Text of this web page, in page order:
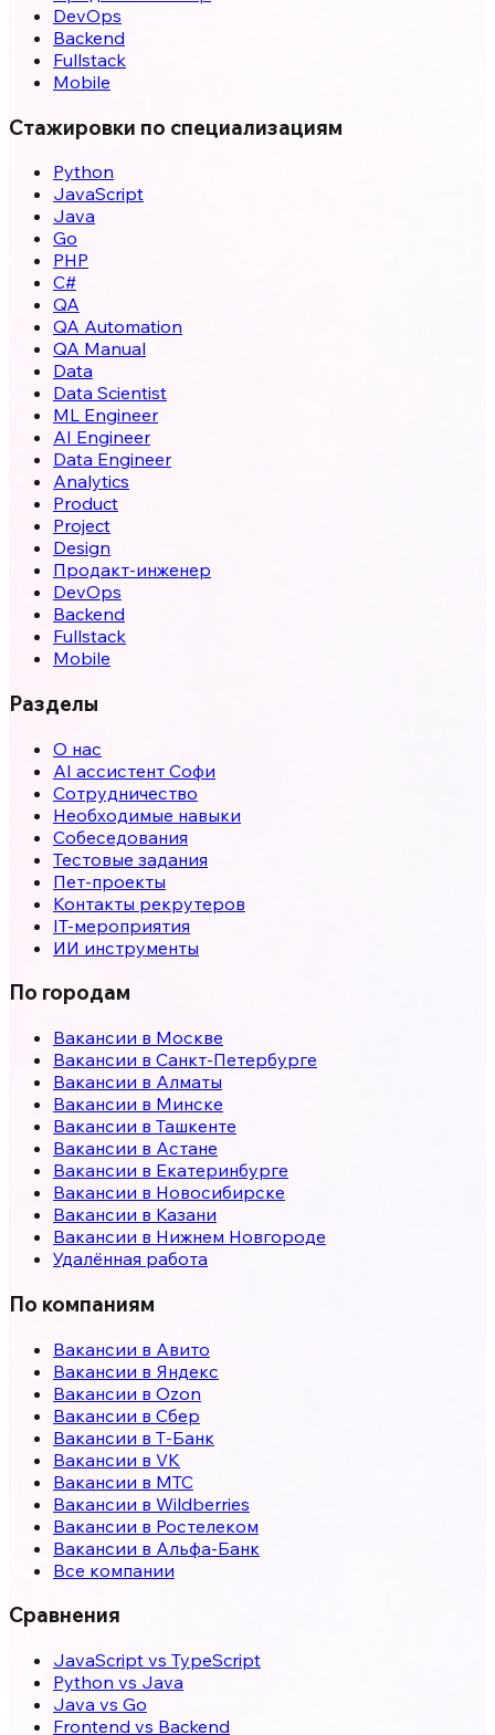
DevOps
Backend
Fullstack
Mobile
Стажировки по специализациям
Python
JavaScript
Java
Go
PHP
C#
QA
QA Automation
QA Manual
Data
Data Scientist
ML Engineer
AI Engineer
Data Engineer
Analytics
Product
Project
Design
Продакт-инженер
DevOps
Backend
Fullstack
Mobile
Разделы
О нас
AI ассистент Софи
Сотрудничество
Необходимые навыки
Собеседования
Тестовые задания
Пет-проекты
Контакты рекрутеров
IT-мероприятия
ИИ инструменты
По городам
Вакансии в Москве
Вакансии в Санкт-Петербурге
Вакансии в Алматы
Вакансии в Минске
Вакансии в Ташкенте
Вакансии в Астане
Вакансии в Екатеринбурге
Вакансии в Новосибирске
Вакансии в Казани
Вакансии в Нижнем Новгороде
Удалённая работа
По компаниям
Вакансии в Авито
Вакансии в Яндекс
Вакансии в Ozon
Вакансии в Сбер
Вакансии в Т-Банк
Вакансии в VK
Вакансии в МТС
Вакансии в Wildberries
Вакансии в Ростелеком
Вакансии в Альфа-Банк
Все компании
Сравнения
JavaScript vs TypeScript
Python vs Java
Java vs Go
Frontend vs Backend